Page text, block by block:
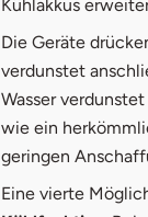
Kühlakkus
Die Geräte
verdunstet
Wasser
wie ein
geringen
Eine vierte